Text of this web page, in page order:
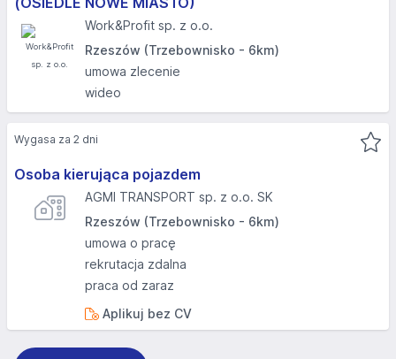
Work&Profit sp. z o.o.
Rzeszów (Trzebownisko - 6km)
umowa zlecenie
wideo
Osoba kierująca pojazdem
AGMI TRANSPORT sp. z o.o. SK
Rzeszów (Trzebownisko - 6km)
umowa o pracę
rekrutacja zdalna
praca od zaraz
Aplikuj bez CV
Wygasa za 2 dni